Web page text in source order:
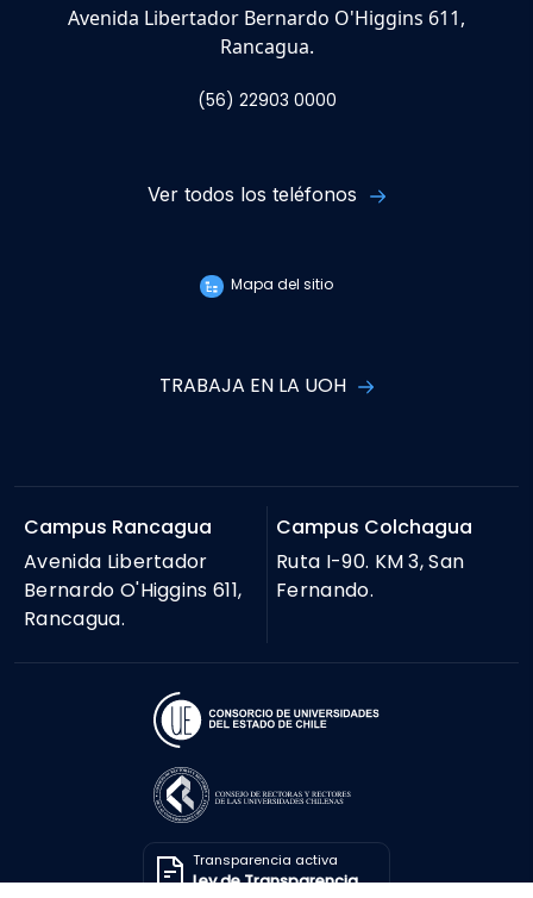
Avenida Libertador Bernardo O'Higgins 611,
Rancagua.
(56) 22903 0000
Ver todos los teléfonos
Mapa del sitio
TRABAJA EN LA UOH
Campus Rancagua
Avenida Libertador
Bernardo O'Higgins 611,
Rancagua.
Campus Colchagua
Ruta I-90. KM 3, San
Fernando.
Transparencia activa
Ley de Transparencia